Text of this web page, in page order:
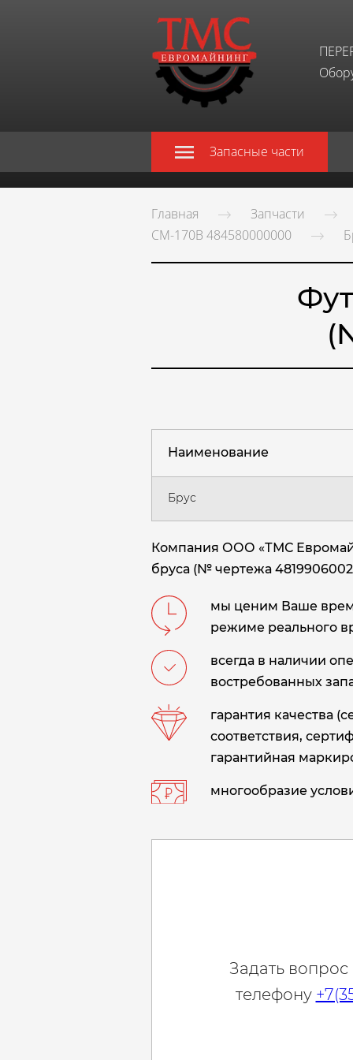
Запасные части
Главная
Запчасти
СМ-170В 484580000000
Наименование
Брус
Компания ООО «ТМС
бруса (№ чертежа
мы ценим Ваше
режиме реального
всегда в наличии
востребованных
гарантия качества
соответствия,
гарантийная
многообразие
Задать
телефону